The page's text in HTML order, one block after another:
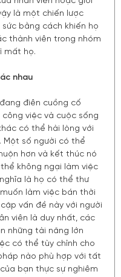
là một chiến lược
bằng cách khiến họ
thành viên trong nhóm
mất họ.
nhau
điên cuồng cố
việc và cuộc sống
có thể hài lòng với
Một số người có thể
hơn và kết thúc nó
không ngại làm việc
là họ có thể thư
làm việc bán thời
vấn đề này với người
viên là duy nhất, các
những tài năng lớn
có thể tùy chỉnh cho
nào phù hợp với tất
bạn thực sự nghiêm